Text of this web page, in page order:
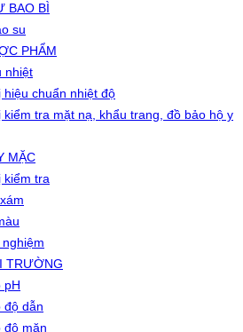
BAO BÌ
su
PHẨM
nhiệt
hiệu chuẩn nhiệt độ
kiểm tra mặt nạ, khẩu trang, đồ bảo hộ y
MẶC
kiểm tra
TRƯỜNG
pH
độ dẫn
độ mặn